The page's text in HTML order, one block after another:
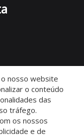
nosso website
o conteúdo
das
tráfego.
os nossos
e de